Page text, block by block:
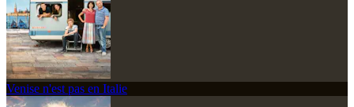
Venise n'est pas en Italie